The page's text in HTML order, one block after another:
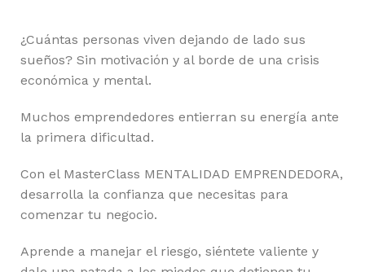
¿Cuántas personas viven dejando de lado sus
sueños? Sin motivación y al borde de una crisis
económica y mental.
Muchos emprendedores entierran su energía ante
la primera dificultad.
Con el MasterClass MENTALIDAD EMPRENDEDORA,
desarrolla la confianza que necesitas para
comenzar tu negocio.
Aprende a manejar el riesgo, siéntete valiente y